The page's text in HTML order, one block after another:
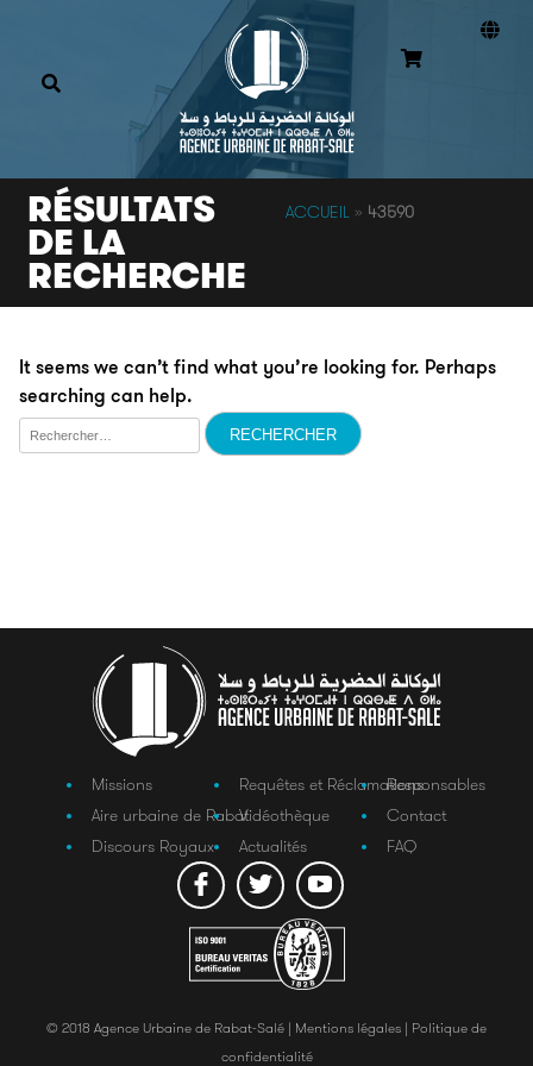
RÉSULTATS
DE LA
RECHERCHE
ACCUEIL » 43590
It seems we can’t find what you’re looking for. Perhaps
searching can help.
Rechercher :
Missions
Aire urbaine de Rabat
Discours Royaux
Requêtes et Réclamations
Vidéothèque
Actualités
Responsables
Contact
FAQ
© 2018 Agence Urbaine de Rabat-Salé | Mentions légales | Politique de
confidentialité